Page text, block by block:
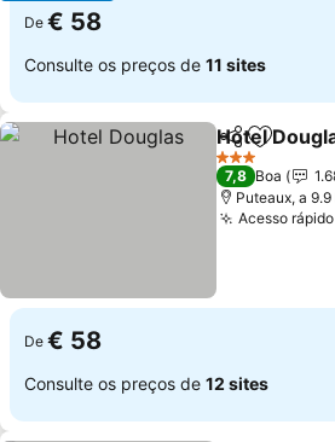
De € 58
Consulte os preços de 11 sites
Partilhar
Hotel
3 Estrelas
7,8 Boa
Puteaux, a
Acesso
De € 58
Consulte os preços de 12 sites